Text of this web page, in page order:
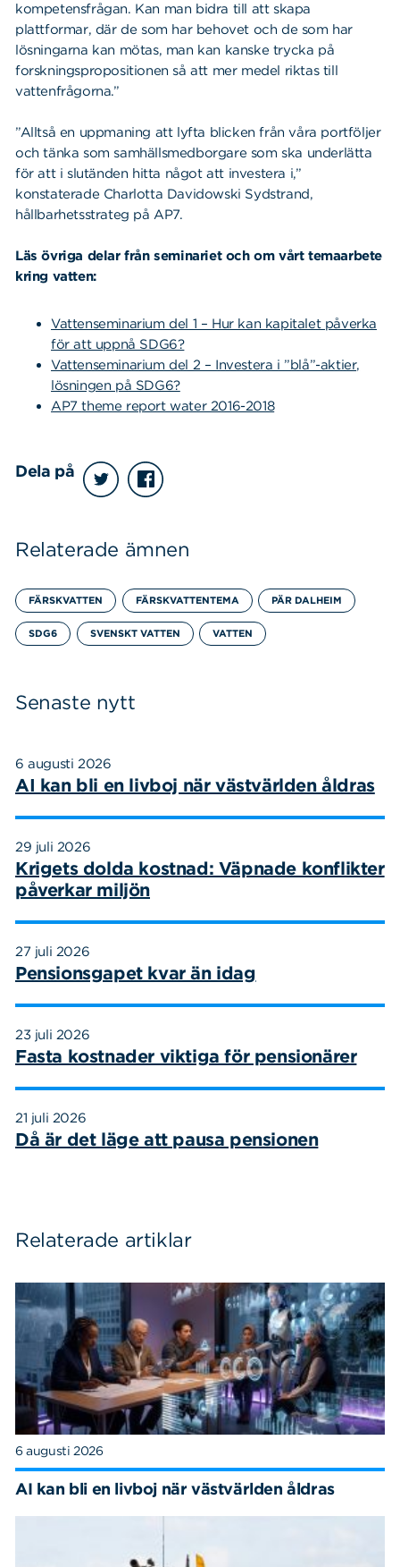
kompetensfrågan. Kan man bidra till att skapa
plattformar, där de som har behovet och de som har
lösningarna kan mötas, man kan kanske trycka på
forskningspropositionen så att mer medel riktas till
vattenfrågorna.”
”Alltså en uppmaning att lyfta blicken från våra portföljer
och tänka som samhällsmedborgare som ska underlätta
för att i slutänden hitta något att investera i,”
konstaterade Charlotta Davidowski Sydstrand,
hållbarhetsstrateg på AP7.
Läs övriga delar från seminariet och om vårt temaarbete
kring vatten:
Vattenseminarium del 1 – Hur kan kapitalet påverka
för att uppnå SDG6?
Vattenseminarium del 2 – Investera i ”blå”-aktier,
lösningen på SDG6?
AP7 theme report water 2016-2018
Dela på
Relaterade ämnen
FÄRSKVATTEN FÄRSKVATTENTEMA PÄR DALHEIM
SDG6 SVENSKT VATTEN VATTEN
Senaste nytt
6 augusti 2026
AI kan bli en livboj när västvärlden åldras
29 juli 2026
Krigets dolda kostnad: Väpnade konflikter
påverkar miljön
27 juli 2026
Pensionsgapet kvar än idag
23 juli 2026
Fasta kostnader viktiga för pensionärer
21 juli 2026
Då är det läge att pausa pensionen
Relaterade artiklar
6 augusti 2026
AI kan bli en livboj när västvärlden åldras
Sök på sidan: Sök
efter: